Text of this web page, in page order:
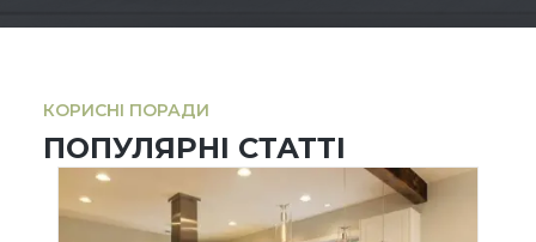
КОРИСНІ ПОРАДИ
ПОПУЛЯРНІ СТАТТІ